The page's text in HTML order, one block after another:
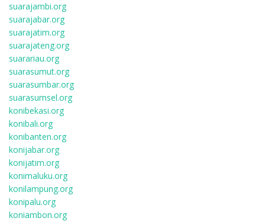
suarajambi.org
suarajabar.org
suarajatim.org
suarajateng.org
suarariau.org
suarasumut.org
suarasumbar.org
suarasumsel.org
konibekasi.org
konibali.org
konibanten.org
konijabar.org
konijatim.org
konimaluku.org
konilampung.org
konipalu.org
koniambon.org